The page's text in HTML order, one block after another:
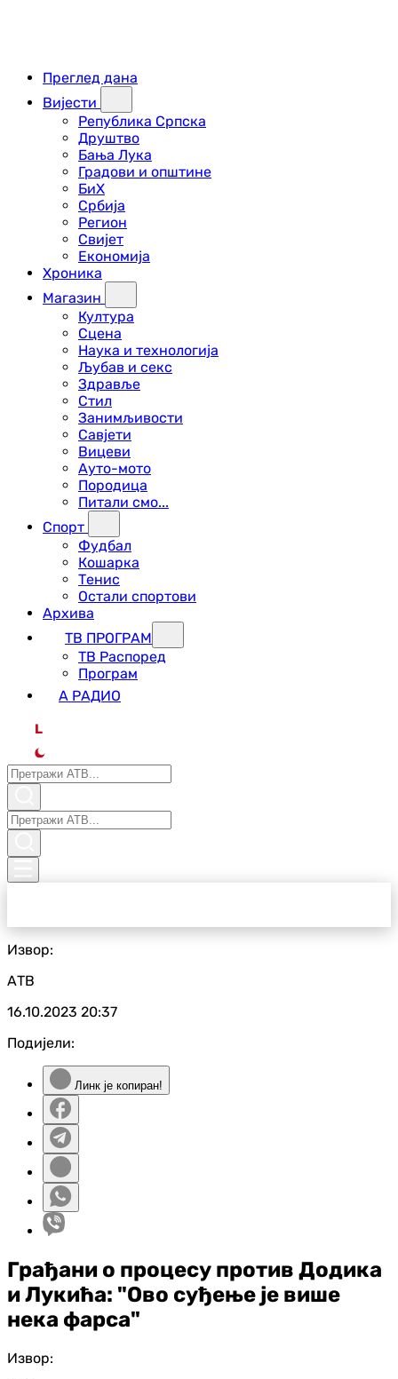
Преглед дана
Вијести
Република Српска
Друштво
Бања Лука
Градови и општине
БиХ
Србија
Регион
Свијет
Економија
Хроника
Магазин
Култура
Сцена
Наука и технологија
Љубав и секс
Здравље
Стил
Занимљивости
Савјети
Вицеви
Ауто-мото
Породица
Питали смо...
Спорт
Фудбал
Кошарка
Тенис
Остали спортови
Архива
ТВ ПРОГРАМ
ТВ Распоред
Програм
А РАДИО
L
Извор:
АТВ
16.10.2023 20:37
Подијели:
Линк је копиран!
Грађани о процесу против Додика
и Лукића: "Ово суђење је више
нека фарса"
Извор: